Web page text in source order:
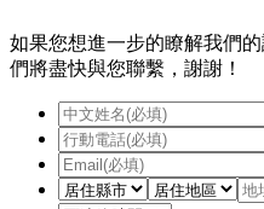
如果您想進一步的瞭解我們
們將盡快與您聯繫，謝謝！